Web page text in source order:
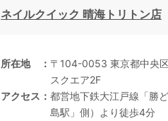
ネイルクイック 晴海トリトン店
所在地
〒104-0053 東京都中央
スクエア2F
アクセス
都営地下鉄大江戸線「勝
島駅」側）より徒歩4分